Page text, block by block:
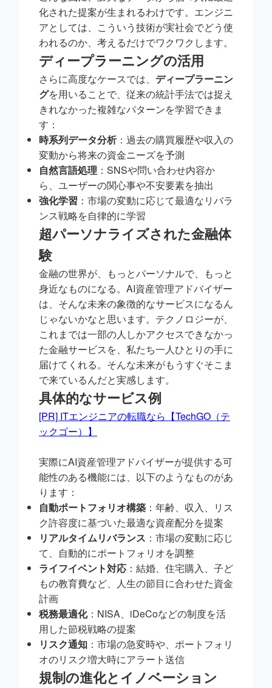
化された提案が生まれるわけです。エンジニ
アとしては、こういう技術が実社会でどう使
われるのか、考えるだけでワクワクします。
ディープラーニングの活用
さらに高度なケースでは、 ディープラーニン
グを用いることで、従来の統計手法では捉え
きれなかった複雑なパターンを学習できま
す：
時系列データ分析：過去の購買履歴や収入の
変動から将来の資金ニーズを予測
自然言語処理 ：SNSや問い合わせ内容か
ら、ユーザーの関心事や不安要素を抽出
強化学習 ：市場の変動に応じて最適なリバラ
ンス戦略を自律的に学習
超パーソナライズされた金融体
験
金融の世界が、もっとパーソナルで、もっと
身近なものになる。AI資産管理アドバイザー
は、そんな未来の象徴的なサービスになるん
じゃないかなと思います。テクノロジーが、
これまでは一部の人しかアクセスできなかっ
た金融サービスを、私たち一人ひとりの手に
届けてくれる。そんな未来がもうすぐそこま
で来ているんだと実感します。
具体的なサービス例
[PR] ITエンジニアの転職なら【TechGO（テ
ックゴー）】
実際にAI資産管理アドバイザーが提供する可
能性のある機能には、以下のようなものがあ
ります：
自動ポートフォリオ構築 ：年齢、収入、リス
ク許容度に基づいた最適な資産配分を提案
リアルタイムリバランス ：市場の変動に応じ
て、自動的にポートフォリオを調整
ライフイベント対応 ：結婚、住宅購入、子ど
もの教育費など、人生の節目に合わせた資金
計画
税務最適化：NISA、iDeCoなどの制度を活
用した節税戦略の提案
リスク通知 ：市場の急変時や、ポートフォリ
オのリスク増大時にアラート送信
規制の進化とイノベーション